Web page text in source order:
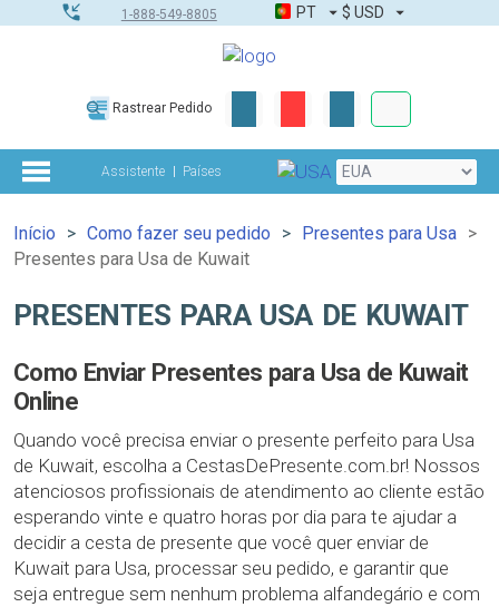
1-888-549-8805 PT $ USD
Rastrear Pedido
Assistente Países
Início Como fazer seu pedido
Presentes para Usa
Presentes para Usa de Kuwait
PRESENTES PARA USA DE KUWAIT
Como Enviar Presentes para Usa de Kuwait
Online
Quando você precisa enviar o presente perfeito para Usa
de Kuwait, escolha a CestasDePresente.com.br! Nossos
atenciosos profissionais de atendimento ao cliente estão
esperando vinte e quatro horas por dia para te ajudar a
decidir a cesta de presente que você quer enviar de
Kuwait para Usa, processar seu pedido, e garantir que
seja entregue sem nenhum problema alfandegário e com